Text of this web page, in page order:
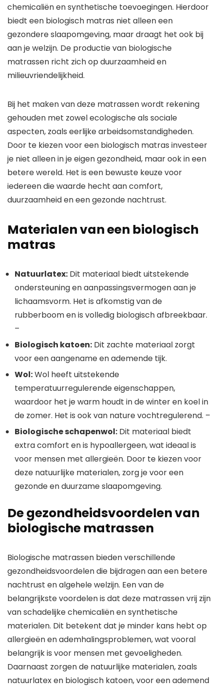
chemicaliën en synthetische toevoegingen. Hierdoor
biedt een biologisch matras niet alleen een
gezondere slaapomgeving, maar draagt het ook bij
aan je welzijn. De productie van biologische
matrassen richt zich op duurzaamheid en
milieuvriendelijkheid.
Bij het maken van deze matrassen wordt rekening
gehouden met zowel ecologische als sociale
aspecten, zoals eerlijke arbeidsomstandigheden.
Door te kiezen voor een biologisch matras investeer
je niet alleen in je eigen gezondheid, maar ook in een
betere wereld. Het is een bewuste keuze voor
iedereen die waarde hecht aan comfort,
duurzaamheid en een gezonde nachtrust.
Materialen van een biologisch
matras
Natuurlatex: Dit materiaal biedt uitstekende
ondersteuning en aanpassingsvermogen aan je
lichaamsvorm. Het is afkomstig van de
rubberboom en is volledig biologisch afbreekbaar.
–
Biologisch katoen: Dit zachte materiaal zorgt
voor een aangename en ademende tijk.
Wol:Wol heeft uitstekende
temperatuurregulerende eigenschappen,
waardoor het je warm houdt in de winter en koel in
de zomer. Het is ook van nature vochtregulerend. –
Biologische schapenwol: Dit materiaal biedt
extra comfort en is hypoallergeen, wat ideaal is
voor mensen met allergieën. Door te kiezen voor
deze natuurlijke materialen, zorg je voor een
gezonde en duurzame slaapomgeving.
De gezondheidsvoordelen van
biologische matrassen
Biologische matrassen bieden verschillende
gezondheidsvoordelen die bijdragen aan een betere
nachtrust en algehele welzijn. Een van de
belangrijkste voordelen is dat deze matrassen vrij zijn
van schadelijke chemicaliën en synthetische
materialen. Dit betekent dat je minder kans hebt op
allergieën en ademhalingsproblemen, wat vooral
belangrijk is voor mensen met gevoeligheden.
Daarnaast zorgen de natuurlijke materialen, zoals
natuurlatex en biologisch katoen, voor een ademend